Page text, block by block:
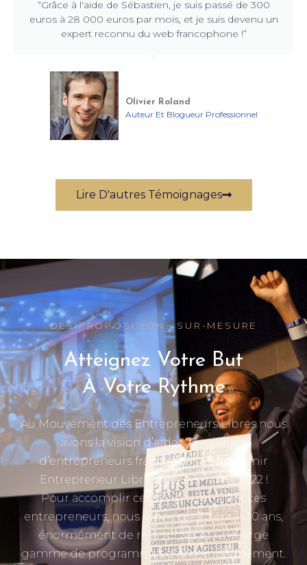
“Grâce à l'aide de Sébastien, je suis passé de 300
euros à 28 000 euros par mois, et je suis devenu un
expert reconnu du web francophone !”
Olivier Roland
Auteur Et Blogueur Professionnel
Lire D'autres Témoignages
DES PROPOSITIONS SUR-MESURE
Atteignez Votre But
À Votre Rythme
Au Mouvement des Entrepreneurs Libres nous
avons la vision d’aider 25 millions
d’entrepreneurs francophones à devenir
Entrepreneur Libre d’ici le 31 mars 2022 !
Pour accomplir cette vision et aider ces
entrepreneurs, nous avons créé depuis 10 ans,
énormément de ressources et une large
gamme de programmes d’accompagnement.